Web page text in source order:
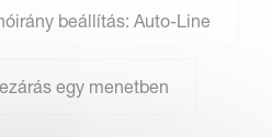
beállítás: Auto-Line
egy menetben